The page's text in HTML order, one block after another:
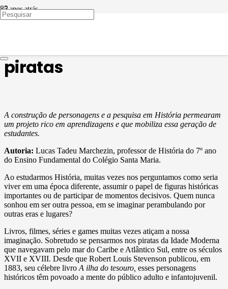
5 anos atrás
METODOLOGIAS ATIVAS
piratas
A construção de personagens e a pesquisa em História permearam
um projeto rico em aprendizagens e que mobiliza essa geração de
estudantes.
Autoria: Lucas Tadeu Marchezin, professor de História do 7º ano
do Ensino Fundamental do Colégio Santa Maria.
Ao estudarmos História, muitas vezes nos perguntamos como seria
viver em uma época diferente, assumir o papel de figuras históricas
importantes ou de participar de momentos decisivos. Quem nunca
sonhou em ser outra pessoa, em se imaginar perambulando por
outras eras e lugares?
Livros, filmes, séries e games muitas vezes atiçam a nossa
imaginação. Sobretudo se pensarmos nos piratas da Idade Moderna
que navegavam pelo mar do Caribe e Atlântico Sul, entre os séculos
XVII e XVIII. Desde que Robert Louis Stevenson publicou, em
1883, seu célebre livro A ilha do tesouro, esses personagens
históricos têm povoado a mente do público adulto e infantojuvenil.